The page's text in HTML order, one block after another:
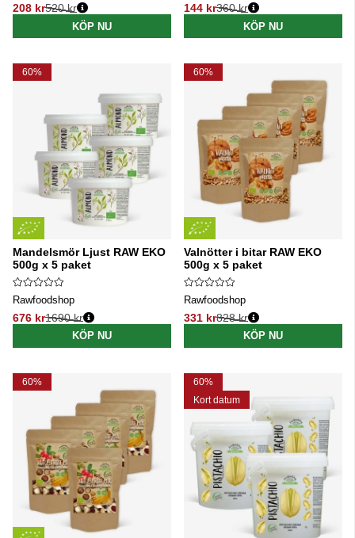
208 kr
Ordinarie pris:
520 kr
KÖP NU
144 kr
Ordinarie pris:
360 kr
KÖP NU
60%
Mandelsmör Ljust RAW EKO
500g x 5 paket
Rawfoodshop
676 kr
Ordinarie pris:
1690 kr
KÖP NU
60%
Valnötter i bitar RAW EKO
500g x 5 paket
Rawfoodshop
331 kr
Ordinarie pris:
828 kr
KÖP NU
60%
60%
Kort datum